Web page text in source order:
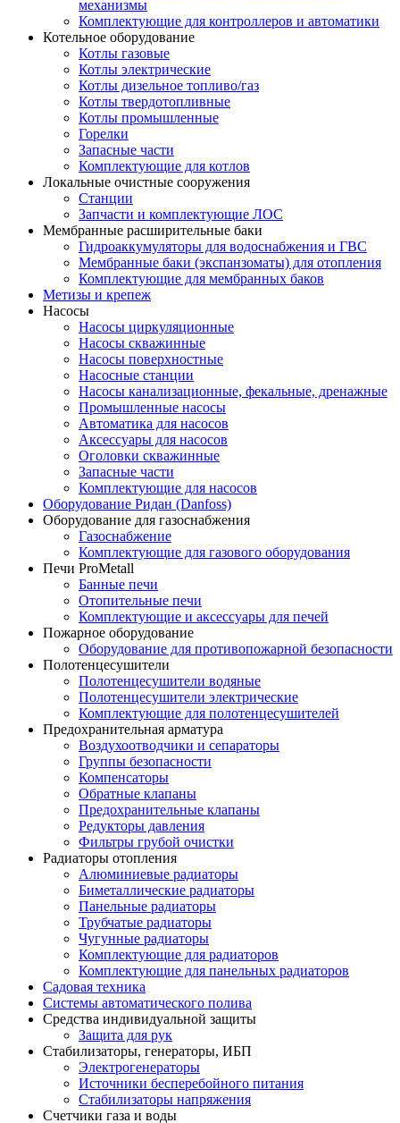
механизмы
Комплектующие для контроллеров и автоматики
Котельное оборудование
Котлы газовые
Котлы электрические
Котлы дизельное топливо/газ
Котлы твердотопливные
Котлы промышленные
Горелки
Запасные части
Комплектующие для котлов
Локальные очистные сооружения
Станции
Запчасти и комплектующие ЛОС
Мембранные расширительные баки
Гидроаккумуляторы для водоснабжения и ГВС
Мембранные баки (экспанзоматы) для отопления
Комплектующие для мембранных баков
Метизы и крепеж
Насосы
Насосы циркуляционные
Насосы скважинные
Насосы поверхностные
Насосные станции
Насосы канализационные, фекальные, дренажные
Промышленные насосы
Автоматика для насосов
Аксессуары для насосов
Оголовки скважинные
Запасные части
Комплектующие для насосов
Оборудование Ридан (Danfoss)
Оборудование для газоснабжения
Газоснабжение
Комплектующие для газового оборудования
Печи ProMetall
Банные печи
Отопительные печи
Комплектующие и аксессуары для печей
Пожарное оборудование
Оборудование для противопожарной безопасности
Полотенцесушители
Полотенцесушители водяные
Полотенцесушители электрические
Комплектующие для полотенцесушителей
Предохранительная арматура
Воздухоотводчики и сепараторы
Группы безопасности
Компенсаторы
Обратные клапаны
Предохранительные клапаны
Редукторы давления
Фильтры грубой очистки
Радиаторы отопления
Алюминиевые радиаторы
Биметаллические радиаторы
Панельные радиаторы
Трубчатые радиаторы
Чугунные радиаторы
Комплектующие для радиаторов
Комплектующие для панельных радиаторов
Садовая техника
Системы автоматического полива
Средства индивидуальной защиты
Защита для рук
Стабилизаторы, генераторы, ИБП
Электрогенераторы
Источники бесперебойного питания
Стабилизаторы напряжения
Счетчики газа и воды